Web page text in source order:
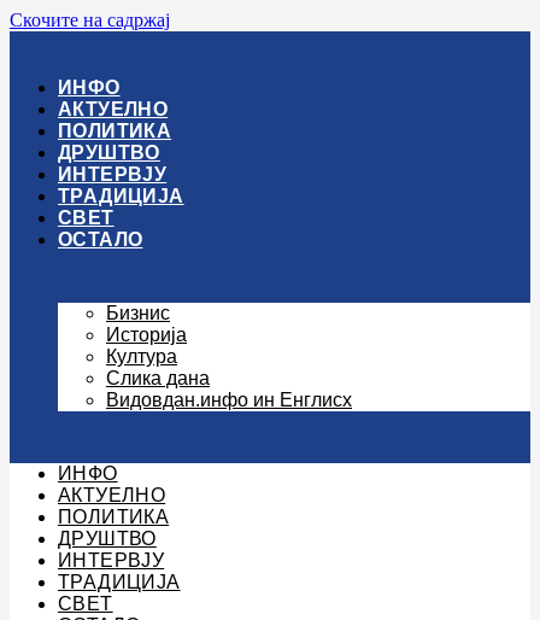
Скочите на садржај
ИНФО
АКТУЕЛНО
ПОЛИТИКА
ДРУШТВО
ИНТЕРВЈУ
ТРАДИЦИЈА
СВЕТ
ОСТАЛО
Бизнис
Историја
Култура
Слика дана
Видовдан.инфо ин Енглисх
ИНФО
АКТУЕЛНО
ПОЛИТИКА
ДРУШТВО
ИНТЕРВЈУ
ТРАДИЦИЈА
СВЕТ